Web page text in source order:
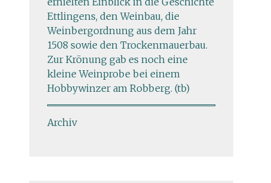
Ettlingens, den Weinbau, die
Weinbergordnung aus dem Jahr
1508 sowie den Trockenmauerbau.
Zur Krönung gab es noch eine
kleine Weinprobe bei einem
Hobbywinzer am Robberg. (tb)
Archiv